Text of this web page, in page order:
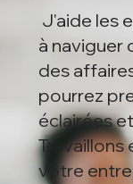
J'aide les
à naviguer
des
pourrez
éclairées
Travaillons
votre